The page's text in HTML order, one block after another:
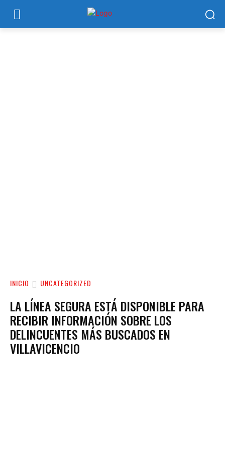
INICIO UNCATEGORIZED
LA LÍNEA SEGURA ESTÁ DISPONIBLE PARA
RECIBIR INFORMACIÓN SOBRE LOS
DELINCUENTES MÁS BUSCADOS EN
VILLAVICENCIO